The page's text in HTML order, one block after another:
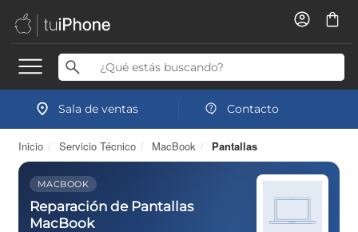
Sala de ventas Contacto
Inicio / Servicio Técnico / MacBook / Pantallas
MACBOOK
Reparación de Pantallas
MacBook